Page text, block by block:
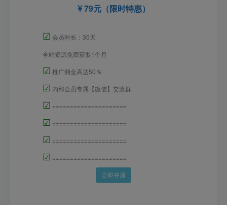
79元（限时特惠）
☑ 会员时长：30天
全站资源免费获取1个月
☑ 推广佣金高达50％
☑ 内部会员专属【微信】交流群
☑ =====================
☑ =====================
☑ =====================
☑ =====================
立即开通